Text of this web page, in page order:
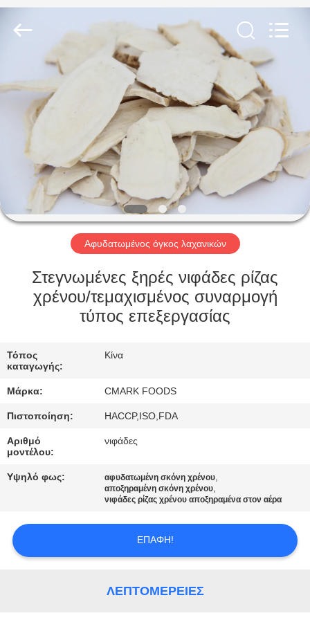
ΑΡΧΙΚΉ
ΣΕΛΊΔΑ
ΠΡΟΪΌΝΤΑ
ΣΧΕΤΙΚΆ
ΜΕ
ΕΜΆΣ
ΕΠΙΣΚΈΨΕΙΣ
ΣΤΟ
ΕΡΓΟΣΤΆΣΙΟ
ΈΛΕΓΧΟΣ
ΠΟΙΌΤΗΤΑΣ
ΕΠΙΚΟΙΝΩΝΉΣΤΕ
ΜΑΖΊ
ΜΑΣ
ΥΠΟΘΈΣΕΙΣ
MARK
TRADING
CO.,LTD..
Αφυδατωμένος όγκος λαχανικών
Στεγνωμένες ξηρές νιφάδες ρίζας
χρένου/τεμαχισμένος συναρμογή
τύπος επεξεργασίας
Τόπος
καταγωγής:
Κίνα
Μάρκα: CMARK FOODS
Πιστοποίηση: HACCP,ISO,FDA
Αριθμό
μοντέλου:
νιφάδες
Υψηλό φως: αφυδατωμένη σκόνη χρένου,
αποξηραμένη σκόνη χρένου,
νιφάδες ρίζας χρένου αποξηραμένα στον αέρα
ΕΠΑΦΉ!
ΛΕΠΤΟΜΈΡΕΙΕΣ